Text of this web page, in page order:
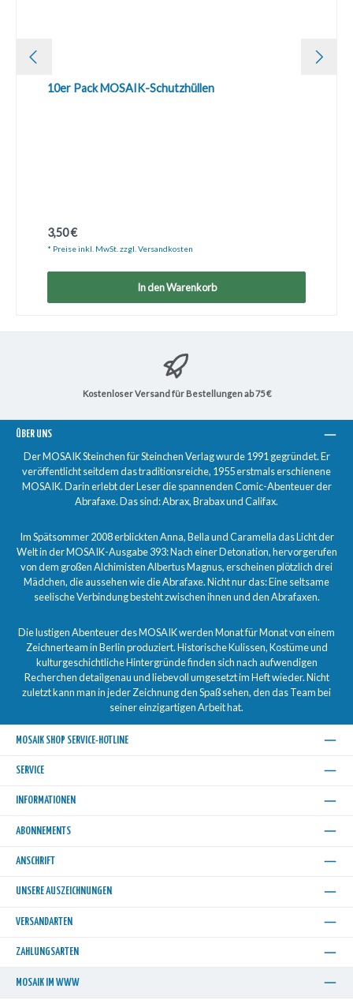
10er Pack MOSAIK-Schutzhüllen
Regulärer Preis:
3,50 €
* Preise inkl. MwSt. zzgl. Versandkosten
In den Warenkorb
Kostenloser Versand für Bestellungen ab 75 €
ÜBER UNS
Der MOSAIK Steinchen für Steinchen Verlag wurde 1991 gegründet. Er
veröffentlicht seitdem das traditionsreiche, 1955 erstmals erschienene
MOSAIK. Darin erlebt der Leser die spannenden Comic-Abenteuer der
Abrafaxe. Das sind: Abrax, Brabax und Califax.
Im Spätsommer 2008 erblickten Anna, Bella und Caramella das Licht der
Welt in der MOSAIK-Ausgabe 393: Nach einer Detonation, hervorgerufen
von dem großen Alchimisten Albertus Magnus, erscheinen plötzlich drei
Mädchen, die aussehen wie die Abrafaxe. Nicht nur das: Eine seltsame
seelische Verbindung besteht zwischen ihnen und den Abrafaxen.
Die lustigen Abenteuer des MOSAIK werden Monat für Monat von einem
Zeichnerteam in Berlin produziert. Historische Kulissen, Kostüme und
kulturgeschichtliche Hintergründe finden sich nach aufwendigen
Recherchen detailgenau und liebevoll umgesetzt im Heft wieder. Nicht
zuletzt kann man in jeder Zeichnung den Spaß sehen, den das Team bei
seiner einzigartigen Arbeit hat.
MOSAIK SHOP SERVICE-HOTLINE
SERVICE
INFORMATIONEN
ABONNEMENTS
ANSCHRIFT
UNSERE AUSZEICHNUNGEN
VERSANDARTEN
ZAHLUNGSARTEN
MOSAIK IM WWW